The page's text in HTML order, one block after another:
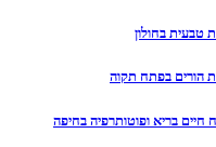
טבעית בחולון
הורים בפתח תקוה
חיים בריא ופוטותרפיה בחיפה